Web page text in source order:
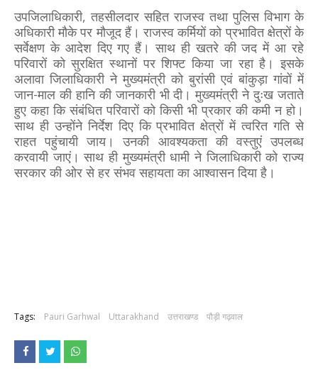
उपजिलाधिकारी, तहसीलदार सहित राजस्व तथा पुलिस विभाग के
अधिकारी मौके पर मौजूद हैं। राजस्व कर्मियों को प्रभावित क्षेत्रों के
सर्वेक्षण के आदेश दिए गए हैं। साथ ही खतरे की जद में आ रहे
परिवारों को सुरक्षित स्थानों पर शिफ्ट किया जा रहा है। इसके
अलावा जिलाधिकारी ने मुख्यमंत्री को बुरांसी एवं बांकुड़ा गांवों में
जान-माल की हानि की जानकारी भी दी। मुख्यमंत्री ने दुःख जताते
हुए कहा कि संबंधित परिवारों को किसी भी प्रकार की कमी न हो।
साथ ही उन्होंने निर्देश दिए कि प्रभावित क्षेत्रों में त्वरित गति से
राहत पहुंचायी जाय। उनकी आवश्यकता की वस्तुएं उपलब्ध
करवायी जाएं। साथ ही मुख्यमंत्री धामी ने जिलाधिकारी को राज्य
सरकार की ओर से हर संभव सहायता का आश्वासन दिया है।
Tags: Pauri Garhwal Uttarakhand उत्तराखण्ड पौड़ी गढ़वाल